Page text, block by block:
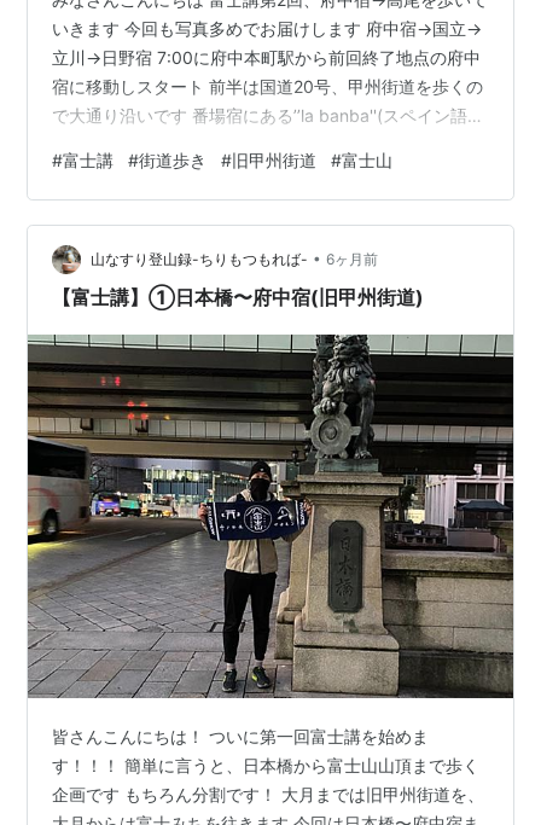
いきます 今回も写真多めでお届けします 府中宿→国立→
立川→日野宿 7:00に府中本町駅から前回終了地点の府中
宿に移動しスタート 前半は国道20号、甲州街道を歩くの
で大通り沿いです 番場宿にある’’la banba''(スペイン語で
ありません 国分寺、国立、立川、日野、八王子あたりの
位置関係が難しい 今日は上記の道順で歩いてる、らしい
国道沿いなので雰囲気も似ているし、この辺の大学に通
っていると詳しくなりそう 富士山が近くなってきている
着実に自分の足で歩いているので感動します よくある…
#富士講 #街道歩き #旧甲州街道 #富士山
山なすり登山録-ちりもつもれば- • 6ヶ月前
【富士講】①日本橋〜府中宿(旧甲州街道)
皆さんこんにちは！ ついに第一回富士講を始めま
す！！！ 簡単に言うと、日本橋から富士山山頂まで歩く
企画です もちろん分割です！ 大月までは旧甲州街道を、